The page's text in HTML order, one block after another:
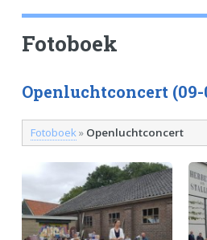
Fotoboek
Openluchtconcert (09-
Fotoboek» Openluchtconcert